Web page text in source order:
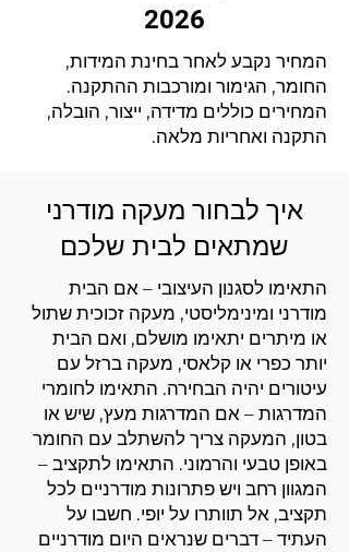
2026
המחיר נקבע לאחר בחינת המידות,
החומר, הגימור ומורכבות ההתקנה.
המחירים כוללים מדידה, ייצור, הובלה,
התקנה ואחריות מלאה.
איך לבחור מעקה מודרני
שמתאים לבית שלכם
התאימו לסגנון העיצובי – אם הבית
מודרני ומינימליסטי, מעקה זכוכית שתול
או מיתרים יתאימו מושלם, ואם הבית
יותר כפרי או קלאסי, מעקה ברזל עם
עיטורים יהיה הבחירה. התאימו לחומרי
המדרגות – אם המדרגות מעץ, שיש או
בטון, המעקה צריך להשתלב עם החומר
באופן טבעי והרמוני. התאימו לתקציב –
המגוון רחב ויש פתרונות מודרניים לכל
תקציב, אל תוותרו על יופי. חשבו על
העתיד – דברים שנראים היום מודרניים